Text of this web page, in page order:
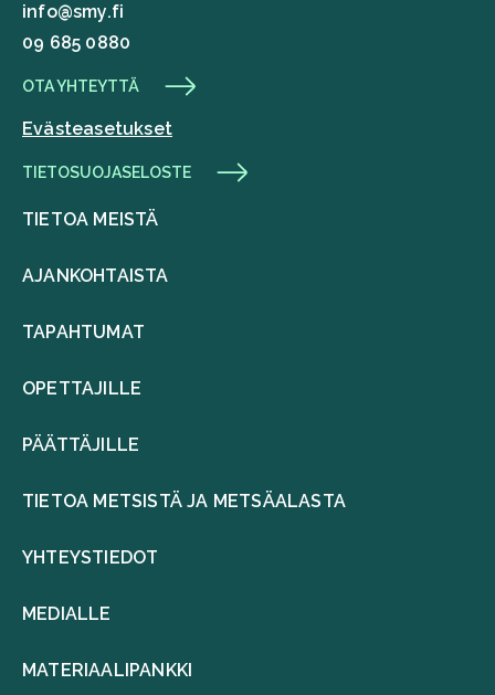
info@smy.fi
09 685 0880
OTA YHTEYTTÄ
Evästeasetukset
TIETOSUOJASELOSTE
TIETOA MEISTÄ
AJANKOHTAISTA
TAPAHTUMAT
OPETTAJILLE
PÄÄTTÄJILLE
TIETOA METSISTÄ JA METSÄALASTA
YHTEYSTIEDOT
MEDIALLE
MATERIAALIPANKKI